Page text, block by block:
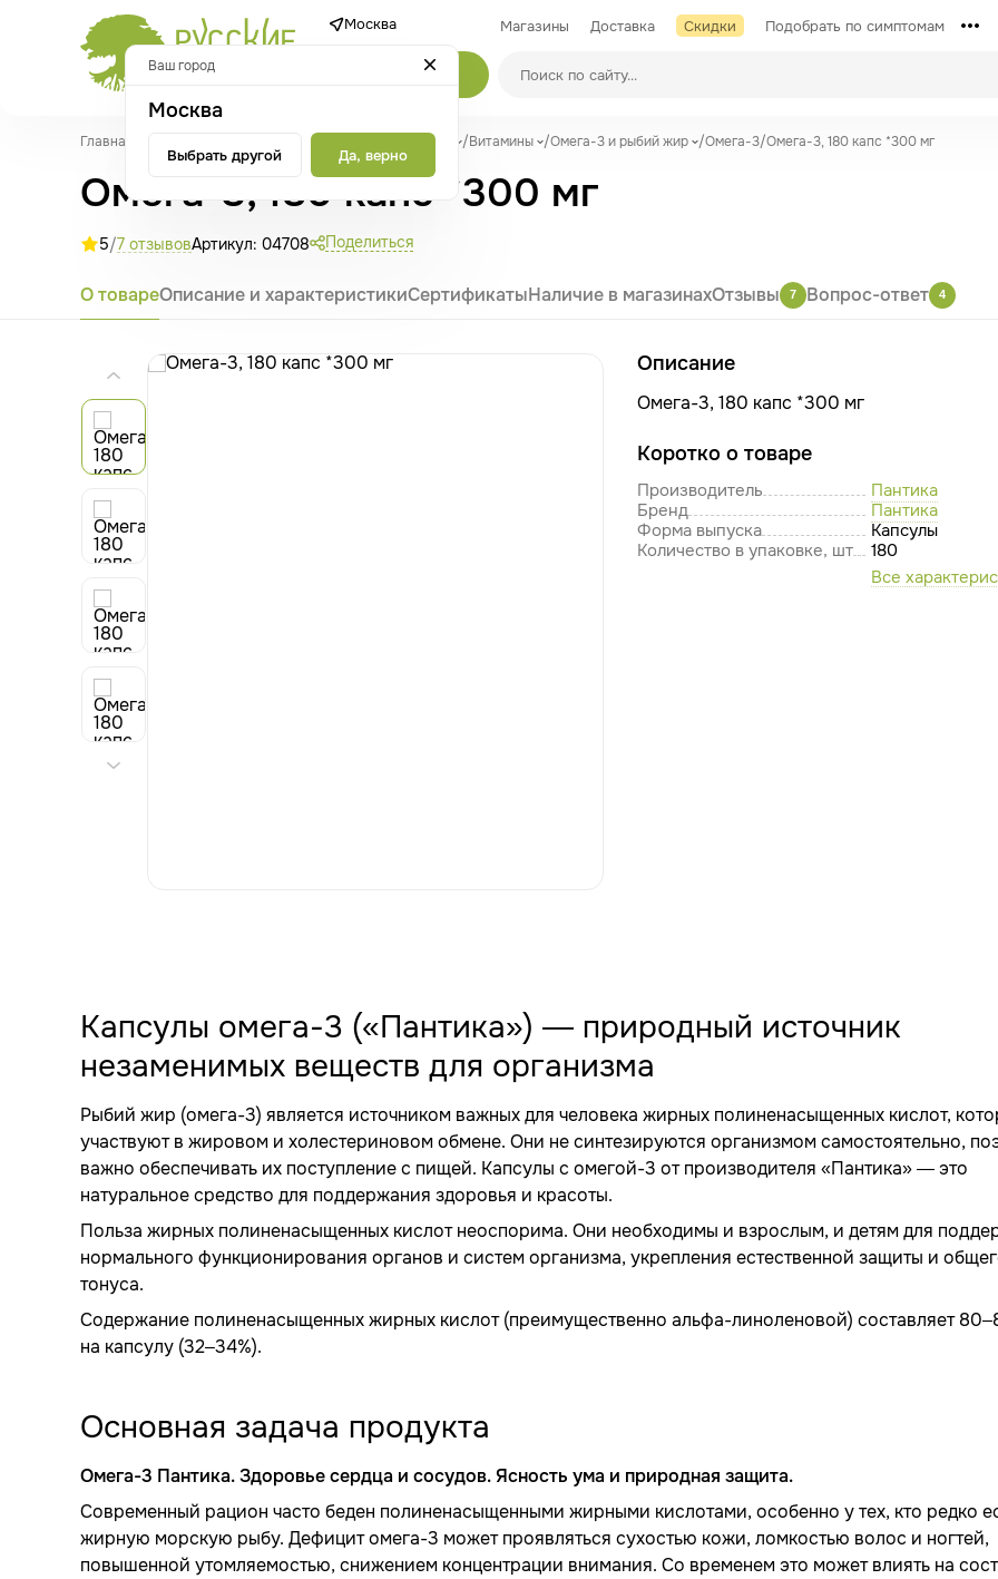
Москва Магазины Доставка Скидки Подобрать по симптомам
Каталог
Главная Витамины, минералы и аминокислоты /Витамины /Омега-3 и рыбий жир /Омега-3/Омега-3, 180 капс *300 мг
Омега-3, 180 капс *300 мг
5/7 отзывовАртикул: 04708 Поделиться
О товареОписание и характеристикиСертификатыНаличие в магазинахОтзывы 7 Вопрос-ответ 4
Описание
Омега-3, 180 капс *300 мг
Коротко о товаре
Производитель
Пантика
Бренд
Пантика
Форма выпуска
Капсулы
Количество в упаковке, шт
180
Все
Капсулы омега-3 («Пантика») — природный источник
незаменимых веществ для организма
Рыбий жир (омега-3) является источником важных для человека жирных полиненасыщенных кислот,
участвуют в жировом и холестериновом обмене. Они не синтезируются организмом самостоятельно,
важно обеспечивать их поступление с пищей. Капсулы с омегой-3 от производителя «Пантика» — это
натуральное средство для поддержания здоровья и красоты.
Польза жирных полиненасыщенных кислот неоспорима. Они необходимы и взрослым, и детям для
нормального функционирования органов и систем организма, укрепления естественной защиты и
тонуса.
Содержание полиненасыщенных жирных кислот (преимущественно альфа-линоленовой) составляет
на капсулу (32–34%).
Основная задача продукта
Омега-3 Пантика. Здоровье сердца и сосудов. Ясность ума и природная защита.
Современный рацион часто беден полиненасыщенными жирными кислотами, особенно у тех, кто редко
жирную морскую рыбу. Дефицит омега-3 может проявляться сухостью кожи, ломкостью волос и ногтей,
повышенной утомляемостью, снижением концентрации внимания. Со временем это может влиять на
Ваш город
Москва
Выбрать другой Да, верно